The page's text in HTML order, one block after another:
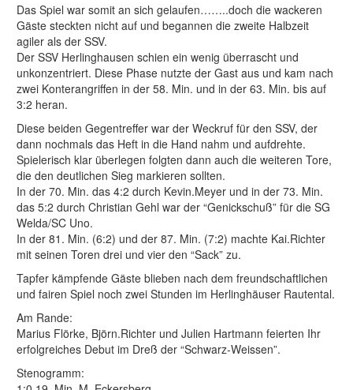
Das Spiel war somit an sich gelaufen……..doch die wackeren
Gäste steckten nicht auf und begannen die zweite Halbzeit
agiler als der SSV.
Der SSV Herlinghausen schien ein wenig überrascht und
unkonzentriert. Diese Phase nutzte der Gast aus und kam nach
zwei Konterangriffen in der 58. Min. und in der 63. Min. bis auf
3:2 heran.
Diese beiden Gegentreffer war der Weckruf für den SSV, der
dann nochmals das Heft in die Hand nahm und aufdrehte.
Spielerisch klar überlegen folgten dann auch die weiteren Tore,
die den deutlichen Sieg markieren sollten.
In der 70. Min. das 4:2 durch Kevin.Meyer und in der 73. Min.
das 5:2 durch Christian Gehl war der “Genickschuß” für die SG
Welda/SC Uno.
In der 81. Min. (6:2) und der 87. Min. (7:2) machte Kai.Richter
mit seinen Toren drei und vier den “Sack” zu.
Tapfer kämpfende Gäste blieben nach dem freundschaftlichen
und fairen Spiel noch zwei Stunden im Herlinghäuser Rautental.
Am Rande:
Marius Flörke, Björn.Richter und Julien Hartmann feierten Ihr
erfolgreiches Debut im Dreß der “Schwarz-Weissen”.
Stenogramm: